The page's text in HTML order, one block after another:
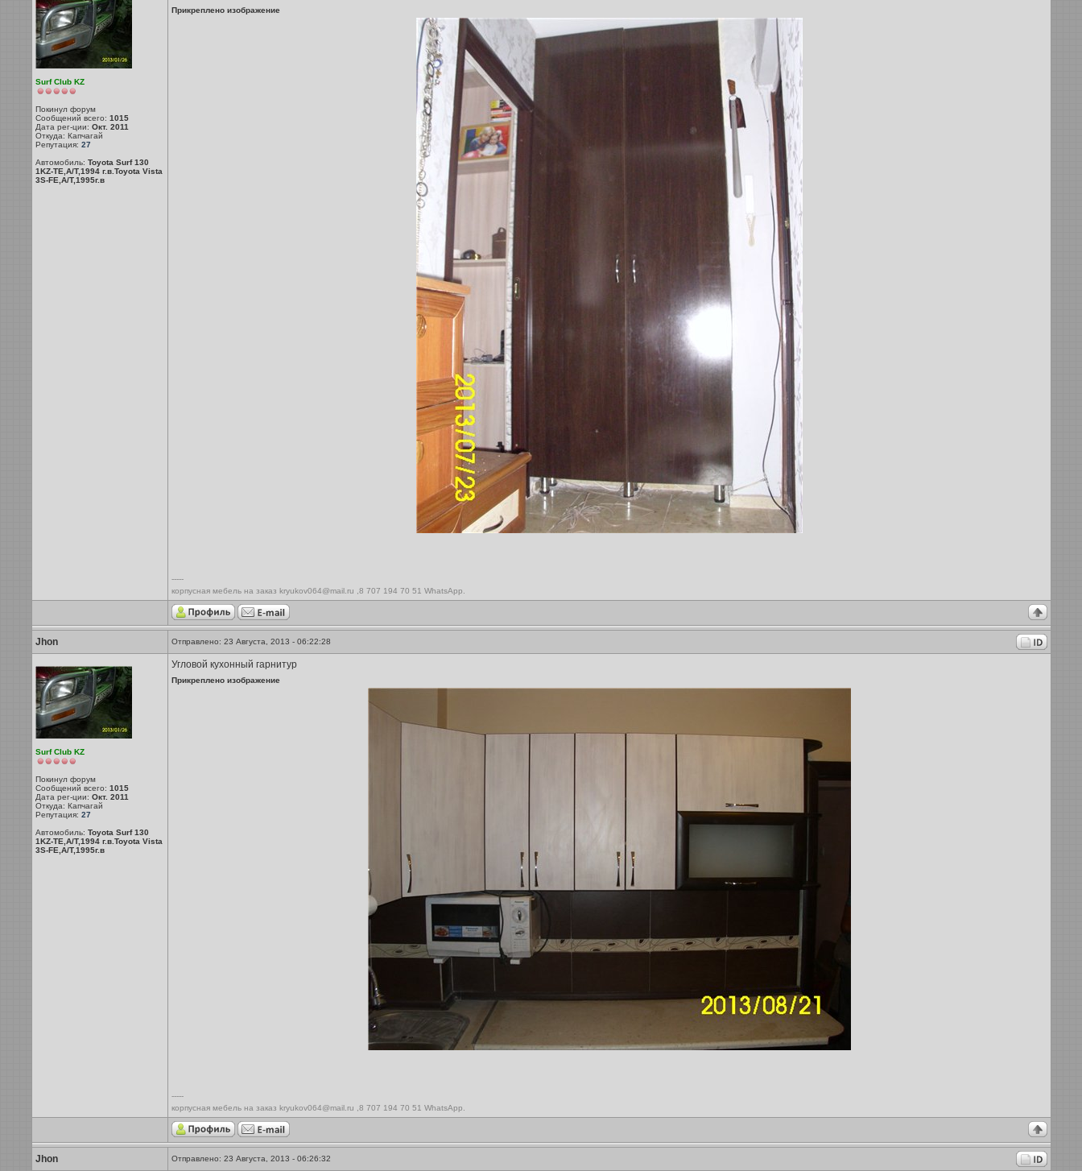
Surf Club KZ
Покинул форум
Сообщений всего: 1015
Дата рег-ции: Окт. 2011
Откуда: Капчагай
Репутация: 27
Автомобиль: Toyota Surf 130
1KZ-TE,A/T,1994 г.в.Toyota Vista
3S-FE,A/T,1995г.в
Прикреплено изображение
-----
корпусная мебель на заказ kryukov064@mail.ru ,8 707 194 70 51 WhatsApp.
Jhon Отправлено: 23 Августа, 2013 - 06:22:28
Surf Club KZ
Покинул форум
Сообщений всего: 1015
Дата рег-ции: Окт. 2011
Откуда: Капчагай
Репутация: 27
Автомобиль: Toyota Surf 130
1KZ-TE,A/T,1994 г.в.Toyota Vista
3S-FE,A/T,1995г.в
Угловой кухонный гарнитур
Прикреплено изображение
-----
корпусная мебель на заказ kryukov064@mail.ru ,8 707 194 70 51 WhatsApp.
Jhon Отправлено: 23 Августа, 2013 - 06:26:32